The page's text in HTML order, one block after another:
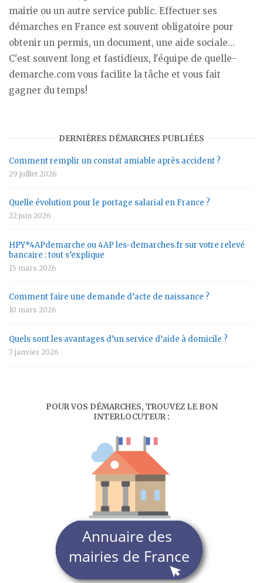
mairie ou un autre service public. Effectuer ses
démarches en France est souvent obligatoire pour
obtenir un permis, un document, une aide sociale...
C'est souvent long et fastidieux, l'équipe de quelle-
demarche.com vous facilite la tâche et vous fait
gagner du temps!
DERNIÈRES DÉMARCHES PUBLIÉES
Comment remplir un constat amiable après accident ?
29 juillet 2026
Quelle évolution pour le portage salarial en France ?
22 juin 2026
HPY*4APdemarche ou 4AP les-demarches.fr sur votre relevé
bancaire : tout s’explique
15 mars 2026
Comment faire une demande d’acte de naissance ?
10 mars 2026
Quels sont les avantages d’un service d’aide à domicile ?
7 janvier 2026
POUR VOS DÉMARCHES, TROUVEZ LE BON
INTERLOCUTEUR :